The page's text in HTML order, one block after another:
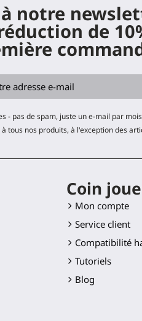
notre
de
- pas de spam, juste un e-mail par
tous nos produits, à l'exception des
Coin
Mon compte
Service client
Compatibilité
Tutoriels
Blog